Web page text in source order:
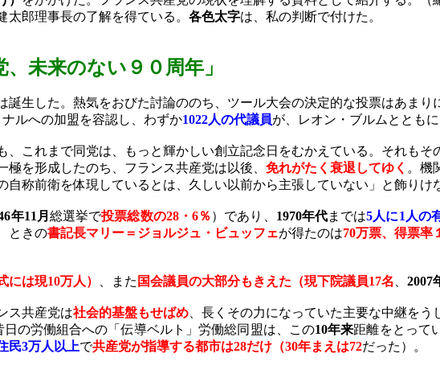
郎理事長の了解を得ている。 各色太字は、私の判断で付けた。
、未来のない ９０周年」
誕生した。熱気をおびた討論ののち、ツール大会の決定的な投票はあまり
ルへの加盟を容認し、わずか1022人の代議員が、レオン・ブルムととも
、これまで同党は、もっと輝かしい創立記念日をむかえている。それもそ
を形成したのち、フランス共産党は以後、 免れがたく衰退してゆく 。機
自称前衛を体現しているとは、久しい以前から主張していない」と飾りけ
年11 月 総選挙で投票総数の28・ 6％ ）であり、 1970年代までは5人に1 人の
ときの書記長マリー＝ジョルジュ・ビュッフェが得たのは70万票、得票率
には現10万人） 、また 国会議員の大部分もきえた（現下院議員17名 2007
ス共産党は社会的基盤もせばめ 、長くその力になっていた主要な中継を
日の労働組合への「伝導ベルト」労働総同盟は、この10年来距離をとって
民3万人以上で共産党が指導する都市は28だけ（30年まえは72だった）。